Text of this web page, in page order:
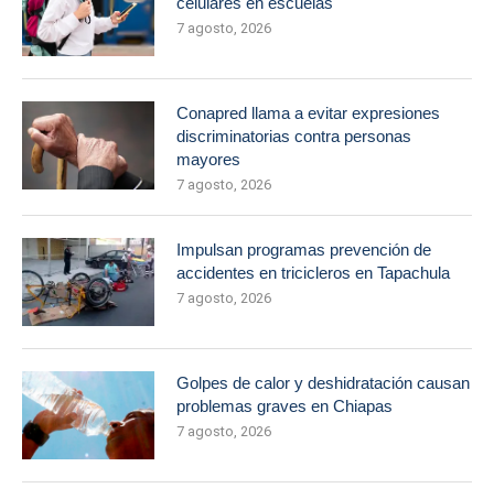
7 agosto, 2026
Conapred llama a evitar expresiones
discriminatorias contra personas
mayores
7 agosto, 2026
Impulsan programas prevención de
accidentes en tricicleros en Tapachula
7 agosto, 2026
Golpes de calor y deshidratación causan
problemas graves en Chiapas
7 agosto, 2026